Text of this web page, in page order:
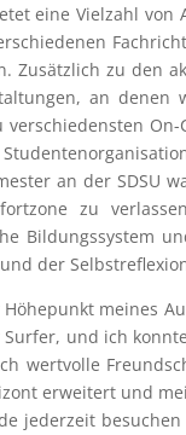
eine Vielzahl
Zusätzlich zu den
an denen
verschiedensten
an der SDSU
zu
Bildungssystem
der
meines
Surfer, und ich
wertvolle
erweitert und
jederzeit